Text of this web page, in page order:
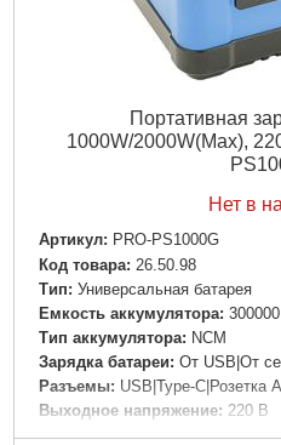
Портативная
1000W/2000W(Max),
Нет в
Артикул: PRO-PS1000G
Код товара: 26.50.98
Tип: Универсальная батарея
Емкость аккумулятора:
Тип аккумулятора: NCM
Зарядка батареи: От USB|От
Разъемы: USB|Type-C|Розетка
Выходное напряжение: 220 В
Особенности: Индикатор